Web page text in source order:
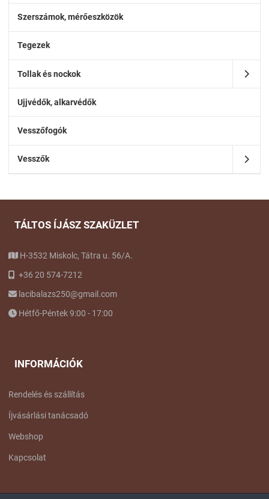
Szerszámok, mérőeszközök
Tegezek
Tollak és nockok
Ujjvédők, alkarvédők
Vesszőfogók
Vesszők
TÁLTOS ÍJÁSZ SZAKÜZLET
H-3532 Miskolc, Tátra u. 56/A.
+36 20 574-7212
lacibalazs250@gmail.com
Hétfő-Péntek 9:00 - 17:00
INFORMÁCIÓK
Rendelés és szállítás
Íjvásárlási tanácsadó
Webshop
Kapcsolat